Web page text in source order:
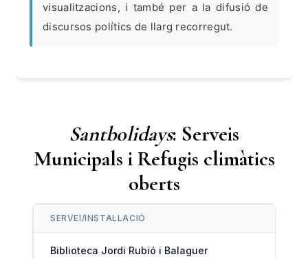
visualitzacions, i també per a la difusió de
discursos polítics de llarg recorregut.
Santbolidays: Serveis
Municipals i Refugis climàtics
oberts
SERVEI/INSTAL·LACIÓ
Biblioteca Jordi Rubió i Balaguer